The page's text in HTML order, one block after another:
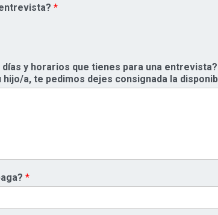
*
días y horarios que tienes para una
a, te pedimos dejes consignada la
*